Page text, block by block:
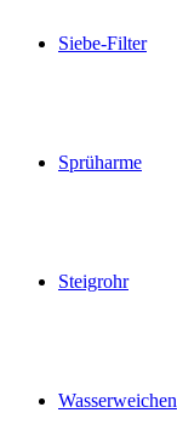
Siebe-Filter
Sprüharme
Steigrohr
Wasserweichen